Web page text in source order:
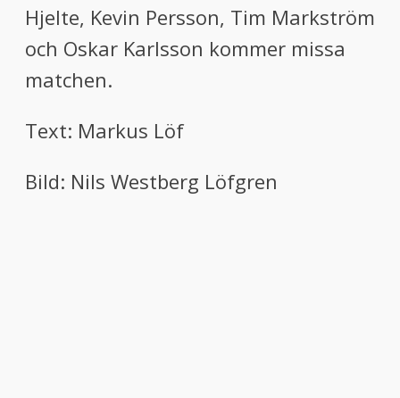
Hjelte, Kevin Persson, Tim Markström
och Oskar Karlsson kommer missa
matchen.
Text: Markus Löf
Bild: Nils Westberg Löfgren